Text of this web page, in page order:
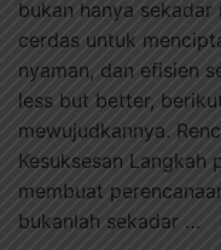
bukan hanya
cerdas untuk
nyaman, dan efisien
less but better,
mewujudkannya.
Kesuksesan
membuat
bukanlah sekadar …